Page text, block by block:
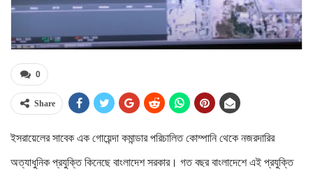
0
Share
ইসরায়েলের সাবেক এক গোয়েন্দা কমান্ডার পরিচালিত কোম্পানি থেকে নজরদারির
অত্যাধুনিক প্রযুক্তি কিনেছে বাংলাদেশ সরকার। গত বছর বাংলাদেশে এই প্রযুক্তি